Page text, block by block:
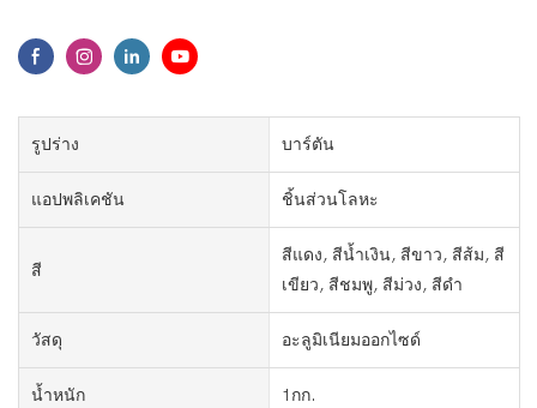
รูปร่าง บาร์ตัน
แอปพลิเคชัน ชิ้นส่วนโลหะ
สี
สีแดง, สีน้ำเงิน, สีขาว, สีส้ม, สี
เขียว, สีชมพู, สีม่วง, สีดำ
วัสดุ อะลูมิเนียมออกไซด์
น้ำหนัก 1กก.